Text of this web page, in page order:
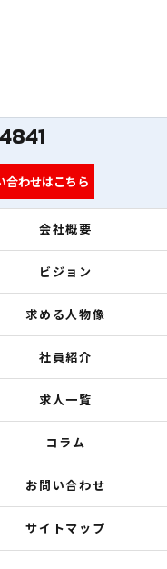
合わせはこちら
会社概要
ビジョン
求める人物像
社員紹介
求人一覧
コラム
お問い合わせ
サイトマップ